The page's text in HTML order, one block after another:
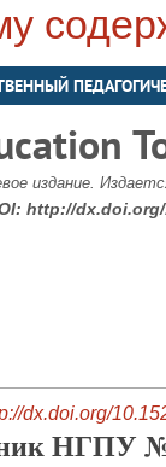
издание.
http://dx.doi.org/
dx.doi.org/
НГПУ